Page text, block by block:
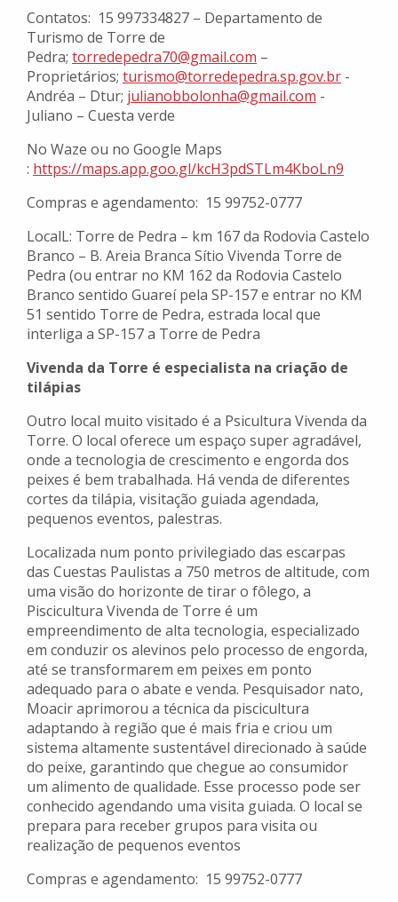
Contatos: 15 997334827 – Departamento de
Turismo de Torre de
Pedra; torredepedra70@gmail.com –
Proprietários; turismo@torredepedra.sp.gov.br -
Andréa – Dtur; julianobbolonha@gmail.com -
Juliano – Cuesta verde
No Waze ou no Google Maps
: https://maps.app.goo.gl/kcH3pdSTLm4KboLn9
Compras e agendamento: 15 99752-0777
LocalL: Torre de Pedra – km 167 da Rodovia Castelo
Branco – B. Areia Branca Sítio Vivenda Torre de
Pedra (ou entrar no KM 162 da Rodovia Castelo
Branco sentido Guareí pela SP-157 e entrar no KM
51 sentido Torre de Pedra, estrada local que
interliga a SP-157 a Torre de Pedra
Vivenda da Torre é especialista na criação de
tilápias
Outro local muito visitado é a Psicultura Vivenda da
Torre. O local oferece um espaço super agradável,
onde a tecnologia de crescimento e engorda dos
peixes é bem trabalhada. Há venda de diferentes
cortes da tilápia, visitação guiada agendada,
pequenos eventos, palestras.
Localizada num ponto privilegiado das escarpas
das Cuestas Paulistas a 750 metros de altitude, com
uma visão do horizonte de tirar o fôlego, a
Piscicultura Vivenda de Torre é um
empreendimento de alta tecnologia, especializado
em conduzir os alevinos pelo processo de engorda,
até se transformarem em peixes em ponto
adequado para o abate e venda. Pesquisador nato,
Moacir aprimorou a técnica da piscicultura
adaptando à região que é mais fria e criou um
sistema altamente sustentável direcionado à saúde
do peixe, garantindo que chegue ao consumidor
um alimento de qualidade. Esse processo pode ser
conhecido agendando uma visita guiada. O local se
prepara para receber grupos para visita ou
realização de pequenos eventos
Compras e agendamento: 15 99752-0777